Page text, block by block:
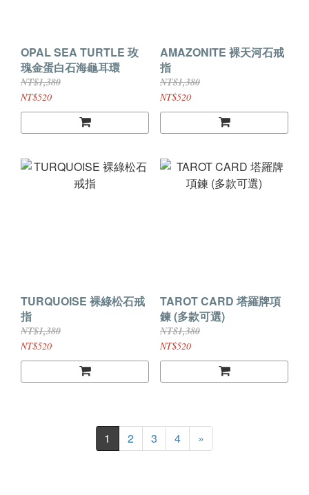
OPAL SEA TURTLE 玫
瑰金蛋白石海龜耳環
NT$1,380
NT$520
AMAZONITE 裸天河石戒
指
NT$1,380
NT$520
TURQUOISE 裸綠松石戒
指
NT$1,380
NT$520
TAROT CARD 塔羅牌項
鍊 (多款可選)
NT$1,380
NT$520
1 2 3 4 »